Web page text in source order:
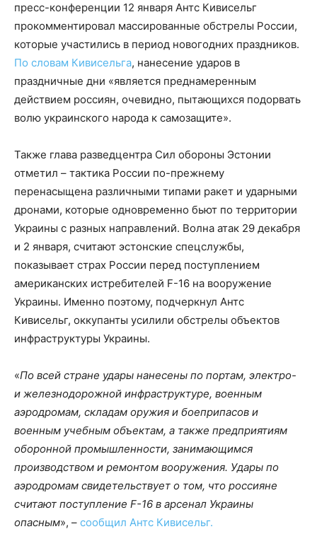
пресс-конференции 12 января Антс Кивисельг
прокомментировал массированные обстрелы России,
которые участились в период новогодних праздников.
По словам Кивисельга, нанесение ударов в
праздничные дни «является преднамеренным
действием россиян, очевидно, пытающихся подорвать
волю украинского народа к самозащите».
Также глава разведцентра Сил обороны Эстонии
отметил – тактика России по-прежнему
перенасыщена различными типами ракет и ударными
дронами, которые одновременно бьют по территории
Украины с разных направлений. Волна атак 29 декабря
и 2 января, считают эстонские спецслужбы,
показывает страх России перед поступлением
американских истребителей F-16 на вооружение
Украины. Именно поэтому, подчеркнул Антс
Кивисельг, оккупанты усилили обстрелы объектов
инфраструктуры Украины.
«По всей стране удары нанесены по портам, электро-
и железнодорожной инфраструктуре, военным
аэродромам, складам оружия и боеприпасов и
военным учебным объектам, а также предприятиям
оборонной промышленности, занимающимся
производством и ремонтом вооружения. Удары по
аэродромам свидетельствует о том, что россияне
считают поступление F-16 в арсенал Украины
опасным», – сообщил Антс Кивисельг.